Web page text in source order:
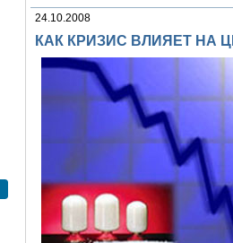
24.10.2008
КАК КРИЗИС ВЛИЯЕТ НА